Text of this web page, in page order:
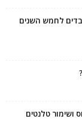
לחמש השנים